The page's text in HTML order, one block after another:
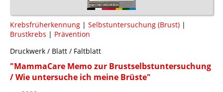
Krebsfrüherkennung | Selbstuntersuchung (Brust) |
Brustkrebs | Prävention
Druckwerk / Blatt / Faltblatt
"MammaCare Memo zur Brustselbstuntersuchung
/ Wie untersuche ich meine Brüste"